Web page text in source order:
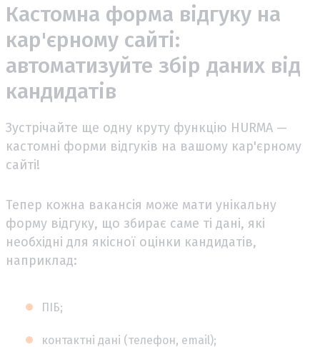
Кастомна форма відгуку на
кар'єрному сайті:
автоматизуйте збір даних від
кандидатів
Зустрічайте ще одну круту функцію HURMA —
кастомні форми відгуків на вашому кар'єрному
сайті!
Тепер кожна вакансія може мати унікальну
форму відгуку, що збирає саме ті дані, які
необхідні для якісної оцінки кандидатів,
наприклад:
ПІБ;
контактні дані (телефон, email);